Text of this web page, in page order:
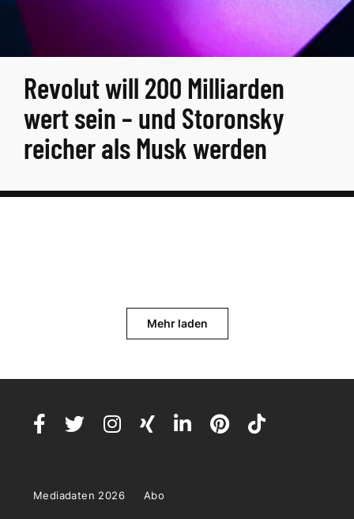
Revolut will 200 Milliarden
wert sein – und Storonsky
reicher als Musk werden
Mehr laden
Mediadaten 2026 Abo